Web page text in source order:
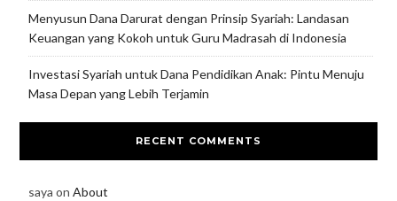
Menyusun Dana Darurat dengan Prinsip Syariah: Landasan
Keuangan yang Kokoh untuk Guru Madrasah di Indonesia
Investasi Syariah untuk Dana Pendidikan Anak: Pintu Menuju
Masa Depan yang Lebih Terjamin
RECENT COMMENTS
saya on About